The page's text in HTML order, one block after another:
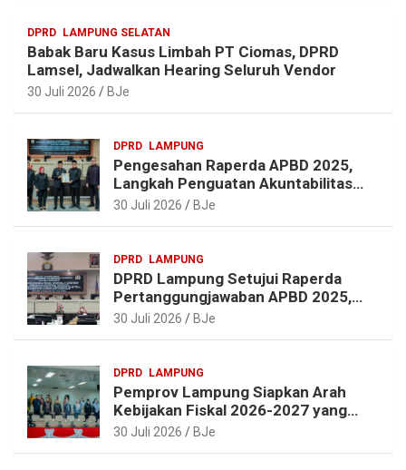
m
k
s
t
DPRD LAMPUNG SELATAN
Babak Baru Kasus Limbah PT Ciomas, DPRD
Lamsel, Jadwalkan Hearing Seluruh Vendor
30 Juli 2026 BJe
DPRD LAMPUNG
Pengesahan Raperda APBD 2025,
Langkah Penguatan Akuntabilitas
dan Pembangunan Lampung
30 Juli 2026 BJe
DPRD LAMPUNG
DPRD Lampung Setujui Raperda
Pertanggungjawaban APBD 2025,
Beri Sejumlah Rekomendasi
30 Juli 2026 BJe
DPRD LAMPUNG
Pemprov Lampung Siapkan Arah
Kebijakan Fiskal 2026-2027 yang
Realistis dan Berkelanjutan
30 Juli 2026 BJe